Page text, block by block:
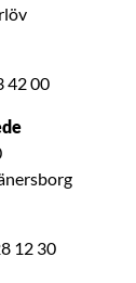
42 00
12 30